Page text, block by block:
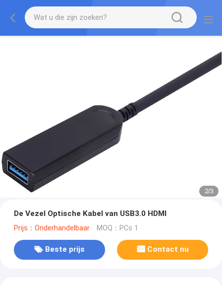
3/3
De Vezel Optische Kabel van USB3.0 HDMI
Prijs：Onderhandelbaar MOQ：PCs 1
Beste prijs Contact nu